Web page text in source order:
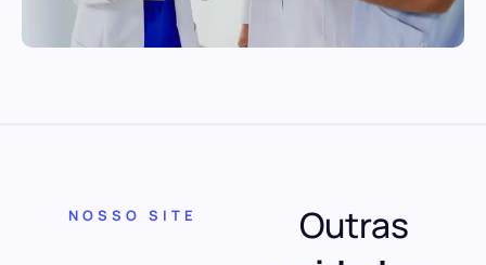
NOSSO SITE
Outras